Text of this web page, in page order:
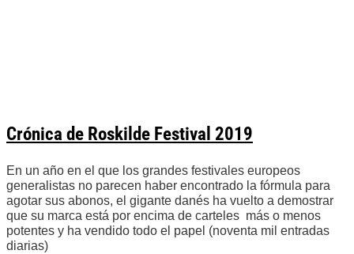
Crónica de Roskilde Festival 2019
En un año en el que los grandes festivales europeos
generalistas no parecen haber encontrado la fórmula para
agotar sus abonos, el gigante danés ha vuelto a demostrar
que su marca está por encima de carteles más o menos
potentes y ha vendido todo el papel (noventa mil entradas
diarias)